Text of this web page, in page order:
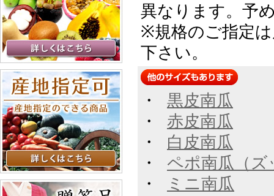
異なります。予
※規格のご指定
下さい。
・ 黒皮南瓜
・ 赤皮南瓜
・ 白皮南瓜
・ ペポ南瓜（
・
ミニ南瓜